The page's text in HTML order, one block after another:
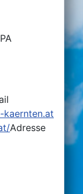
kaernten.at
Adresse